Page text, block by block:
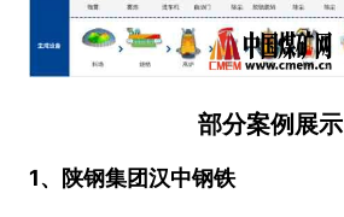
部分案例展示
1、陕钢集团汉中钢铁